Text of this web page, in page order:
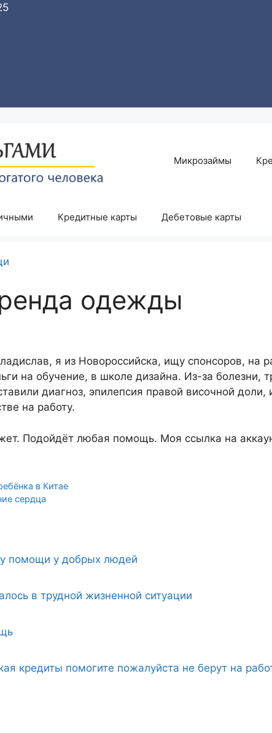
Микрозаймы
Кредитные карты Дебетовые карты
одежды
я из Новороссийска, ищу спонсоров, на
на обучение, в школе дизайна. Из-за болезни,
диагноз, эпилепсия правой височной доли,
на работу.
Подойдёт любая помощь. Моя ссылка на
в Китае
сердца
помощи у добрых людей
в трудной жизненной ситуации
кредиты помогите пожалуйста не берут на